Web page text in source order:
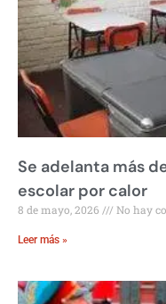
Se adelanta más
escolar por calor
8 de mayo, 2026 No hay
Leer más »